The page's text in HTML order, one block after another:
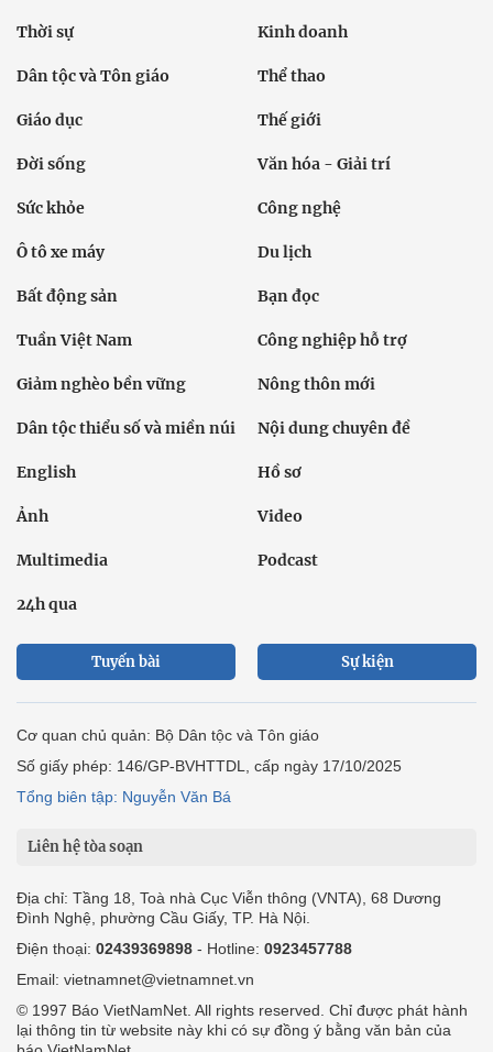
Thời sự Kinh doanh
Dân tộc và Tôn giáo Thể thao
Giáo dục Thế giới
Đời sống Văn hóa - Giải trí
Sức khỏe Công nghệ
Ô tô xe máy Du lịch
Bất động sản Bạn đọc
Tuần Việt Nam Công nghiệp hỗ trợ
Giảm nghèo bền vững Nông thôn mới
Dân tộc thiểu số và miền núi Nội dung chuyên đề
English Hồ sơ
Ảnh Video
Multimedia Podcast
24h qua
Tuyến bài Sự kiện
Cơ quan chủ quản: Bộ Dân tộc và Tôn giáo
Số giấy phép: 146/GP-BVHTTDL, cấp ngày 17/10/2025
Tổng biên tập: Nguyễn Văn Bá
Liên hệ tòa soạn
Địa chỉ: Tầng 18, Toà nhà Cục Viễn thông (VNTA), 68 Dương
Đình Nghệ, phường Cầu Giấy, TP. Hà Nội.
Điện thoại: 02439369898 - Hotline: 0923457788
Email: vietnamnet@vietnamnet.vn
© 1997 Báo VietNamNet. All rights reserved. Chỉ được phát hành
lại thông tin từ website này khi có sự đồng ý bằng văn bản của